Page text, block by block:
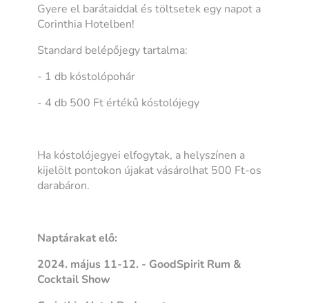
Gyere el barátaiddal és töltsetek egy napot a
Corinthia Hotelben!
Standard belépőjegy tartalma:
- 1 db kóstolópohár
- 4 db 500 Ft értékű kóstolójegy
Ha kóstolójegyei elfogytak, a helyszínen a
kijelölt pontokon újakat vásárolhat 500 Ft-os
darabáron.
Naptárakat elő:
2024. május 11-12. - GoodSpirit Rum &
Cocktail Show